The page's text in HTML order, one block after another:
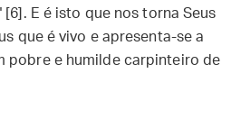
E é isto que nos torna Seus
que é vivo e apresenta-se a
pobre e humilde carpinteiro de